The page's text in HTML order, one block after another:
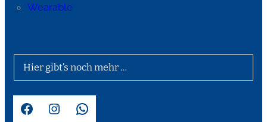
Wearable
Hier gibt’s noch mehr …
Facebook Instagram WhatsApp